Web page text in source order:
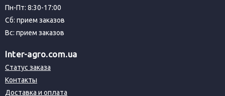
Пн-Пт: 8:30-17:00
Сб: прием заказов
Вс: прием заказов
Inter-agro.com.ua
Статус заказа
Контакты
Доставка и оплата